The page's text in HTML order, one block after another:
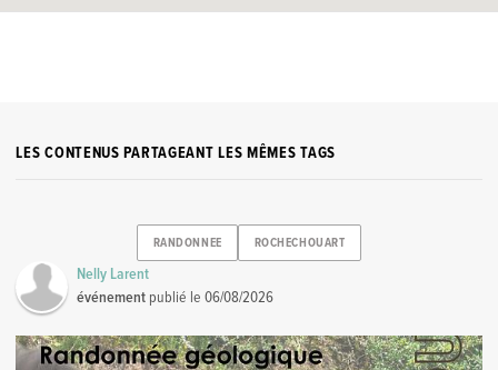
LES CONTENUS PARTAGEANT LES MÊMES TAGS
RANDONNEE ROCHECHOUART
Nelly Larent
événement publié le06/08/2026